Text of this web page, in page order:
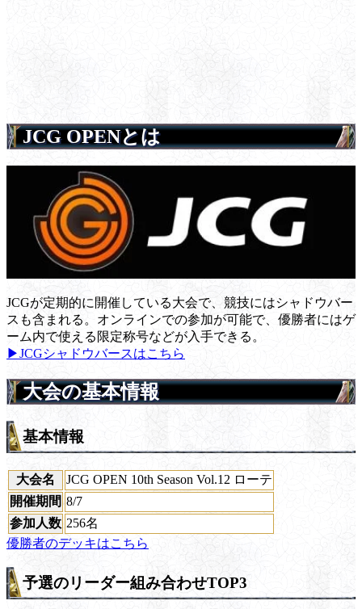
JCG OPENとは
JCGが定期的に開催している大会で、競技にはシャドウバー
スも含まれる。オンラインでの参加が可能で、優勝者にはゲ
ーム内で使える限定称号などが入手できる。
▶JCGシャドウバースはこちら
大会の基本情報
基本情報
大会名
JCG OPEN 10th Season Vol.12 ローテ
開催期間 8/7
参加人数 256名
優勝者のデッキはこちら
予選のリーダー組み合わせTOP3